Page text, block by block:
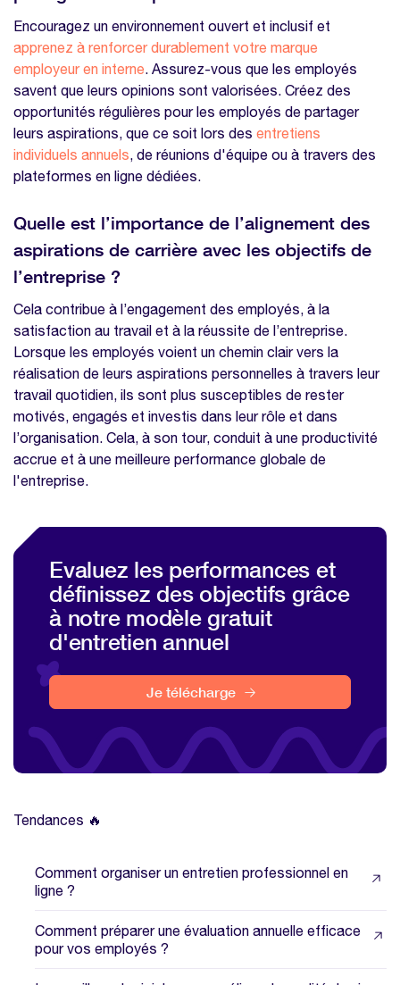
Encouragez un environnement ouvert et inclusif et
apprenez à renforcer durablement votre marque
employeur en interne. Assurez-vous que les employés
savent que leurs opinions sont valorisées. Créez des
opportunités régulières pour les employés de partager
leurs aspirations, que ce soit lors des entretiens
individuels annuels, de réunions d'équipe ou à travers des
plateformes en ligne dédiées.
Quelle est l’importance de l’alignement des
aspirations de carrière avec les objectifs de
l’entreprise ?
Cela contribue à l’engagement des employés, à la
satisfaction au travail et à la réussite de l’entreprise.
Lorsque les employés voient un chemin clair vers la
réalisation de leurs aspirations personnelles à travers leur
travail quotidien, ils sont plus susceptibles de rester
motivés, engagés et investis dans leur rôle et dans
l’organisation. Cela, à son tour, conduit à une productivité
accrue et à une meilleure performance globale de
l'entreprise.
Evaluez les performances et
définissez des objectifs grâce
à notre modèle gratuit
d'entretien annuel
Je télécharge
Tendances 🔥
Comment organiser un entretien professionnel en
ligne ?
Comment préparer une évaluation annuelle efficace
pour vos employés ?